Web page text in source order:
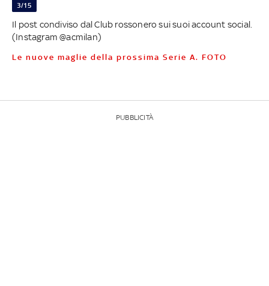
3/15
Il post condiviso dal Club rossonero sui suoi account social.
(Instagram @acmilan)
Le nuove maglie della prossima Serie A. FOTO
PUBBLICITÀ